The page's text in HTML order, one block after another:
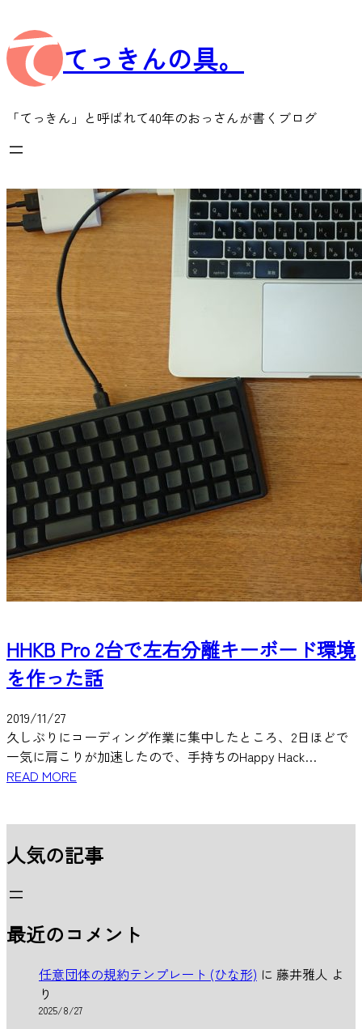
容
を
ス
ッ
てっきんの具。
「てっきん」と呼ばれて40年のおっさんが書くブログ
HHKB Pro 2台で左右分離キーボード環境
を作った話
2019/11/27
久しぶりにコーディング作業に集中したところ、2日ほどで
一気に肩こりが加速したので、手持ちのHappy Hack…
READ MORE
人気の記事
最近のコメント
任意団体の規約テンプレート (ひな形) に 藤井雅人 よ
り
2025/8/27